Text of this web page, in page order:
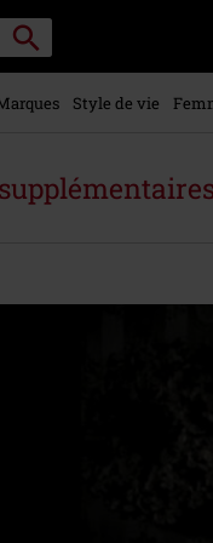
Rechercher
Style de vie